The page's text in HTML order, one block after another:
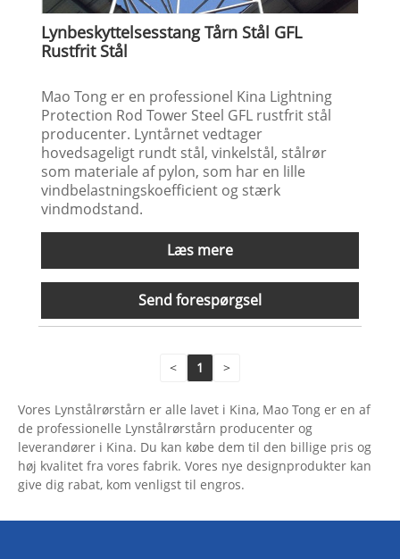
Lynbeskyttelsesstang Tårn Stål GFL
Rustfrit Stål
Mao Tong er en professionel Kina Lightning
Protection Rod Tower Steel GFL rustfrit stål
producenter. Lyntårnet vedtager
hovedsageligt rundt stål, vinkelstål, stålrør
som materiale af pylon, som har en lille
vindbelastningskoefficient og stærk
vindmodstand.
Læs mere
Send forespørgsel
< 1 >
Vores Lynstålrørstårn er alle lavet i Kina, Mao Tong er en af ​​
de professionelle Lynstålrørstårn producenter og
leverandører i Kina. Du kan købe dem til den billige pris og
høj kvalitet fra vores fabrik. Vores nye designprodukter kan
give dig rabat, kom venligst til engros.